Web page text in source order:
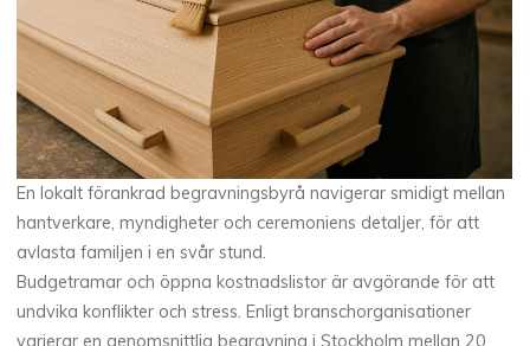
En lokalt förankrad begravningsbyrå navigerar smidigt mellan
hantverkare, myndigheter och ceremoniens detaljer, för att
avlasta familjen i en svår stund.
Budgetramar och öppna kostnadslistor är avgörande för att
undvika konflikter och stress. Enligt branschorganisationer